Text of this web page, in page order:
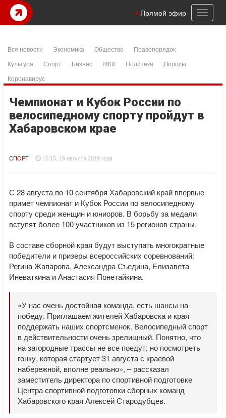
Toggle
Прямой эфир
Все новости Экономика Общество
Правопорядок
Культура
Спорт Бизнес ЖКХ Политика
Опросы
Коронавирус
Чемпионат и Кубок России по
велосипедному спорту пройдут в
Хабаровском крае
СПОРТ 15:15, 19 августа 2019 года
С 28 августа по 10 сентября Хабаровский край впервые
примет чемпионат и Кубок России по велосипедному
спорту среди женщин и юниоров. В борьбу за медали
вступят более 100 участников из 15 регионов страны.
В составе сборной края будут выступать многократные
победители и призеры всероссийских соревнований:
Регина Жапарова, Александра Съедина, Елизавета
Иневаткина и Анастасия Понетайкина.
«У нас очень достойная команда, есть шансы на
победу. Приглашаем жителей Хабаровска и края
поддержать наших спортсменок. Велосипедный спорт
в действительности очень зрелищный. Понятно, что
на загородные трассы не все поедут, но посмотреть
гонку, которая стартует 31 августа с краевой
набережной, вполне реально», – рассказал
заместитель директора по спортивной подготовке
Центра спортивной подготовки сборных команд
Хабаровского края Алексей Стародубцев.